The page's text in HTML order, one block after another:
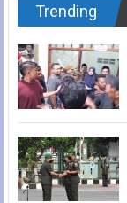
Trending